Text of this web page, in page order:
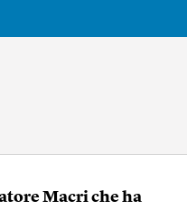
Macri che ha